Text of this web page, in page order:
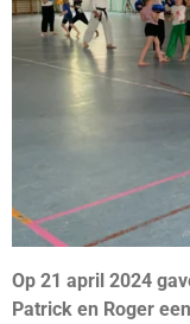
Op 21 april 2024
Patrick en Roger